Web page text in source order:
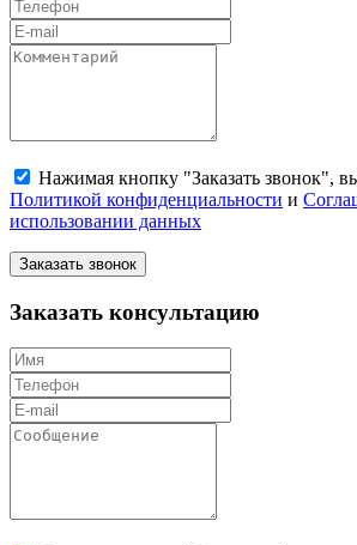
Нажимая кнопку "Заказать звонок",
Политикой конфиденциальности и
использовании данных
Заказать звонок
Заказать консультацию